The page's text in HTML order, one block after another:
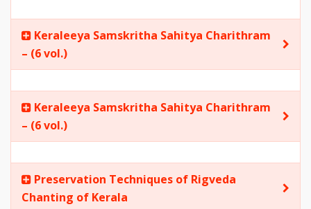
Keraleeya Samskritha Sahitya Charithram
– (6 vol.)
Keraleeya Samskritha Sahitya Charithram
– (6 vol.)
Preservation Techniques of Rigveda
Chanting of Kerala